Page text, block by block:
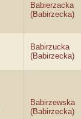
Babierzacka
(Babirzecka)
Babirzucka
(Babirzecka)
Babirzewska
(Babirzecka)